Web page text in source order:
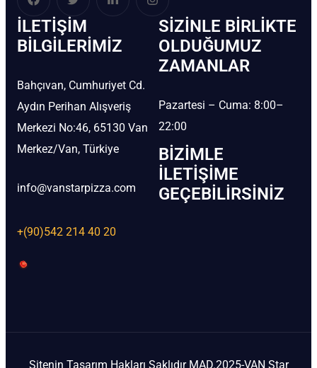
İLETIŞIM
BİLGILERIMIZ
Bahçıvan, Cumhuriyet Cd.
Aydın Perihan Alışveriş
Merkezi No:46, 65130 Van
Merkez/Van, Türkiye
info@vanstarpizza.com
+(90)542 214 40 20
SIZINLE BIRLIKTE
OLDUĞUMUZ
ZAMANLAR
Pazartesi – Cuma: 8:00–
22:00
BIZIMLE
İLETIŞIME
GEÇEBILIRSINIZ
Sitenin Tasarım Hakları Saklıdır MAD.2025-VAN Star